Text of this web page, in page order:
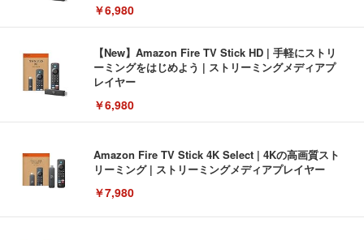
￥6,980
【New】Amazon Fire TV Stick HD | 手軽にストリ
ーミングをはじめよう | ストリーミングメディアプ
レイヤー
￥6,980
Amazon Fire TV Stick 4K Select | 4Kの高画質スト
リーミング | ストリーミングメディアプレイヤー
￥7,980